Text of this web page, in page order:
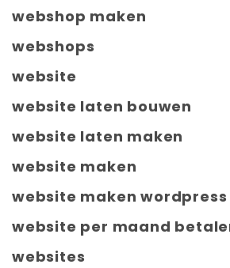
webshop maken
webshops
website
website laten bouwen
website laten maken
website maken
website maken wordpress
website per maand
websites